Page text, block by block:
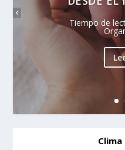
Tiempo de
Clima